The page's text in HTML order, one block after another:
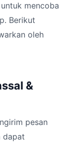
mencoba
Berikut
oleh
&
pesan
dapat